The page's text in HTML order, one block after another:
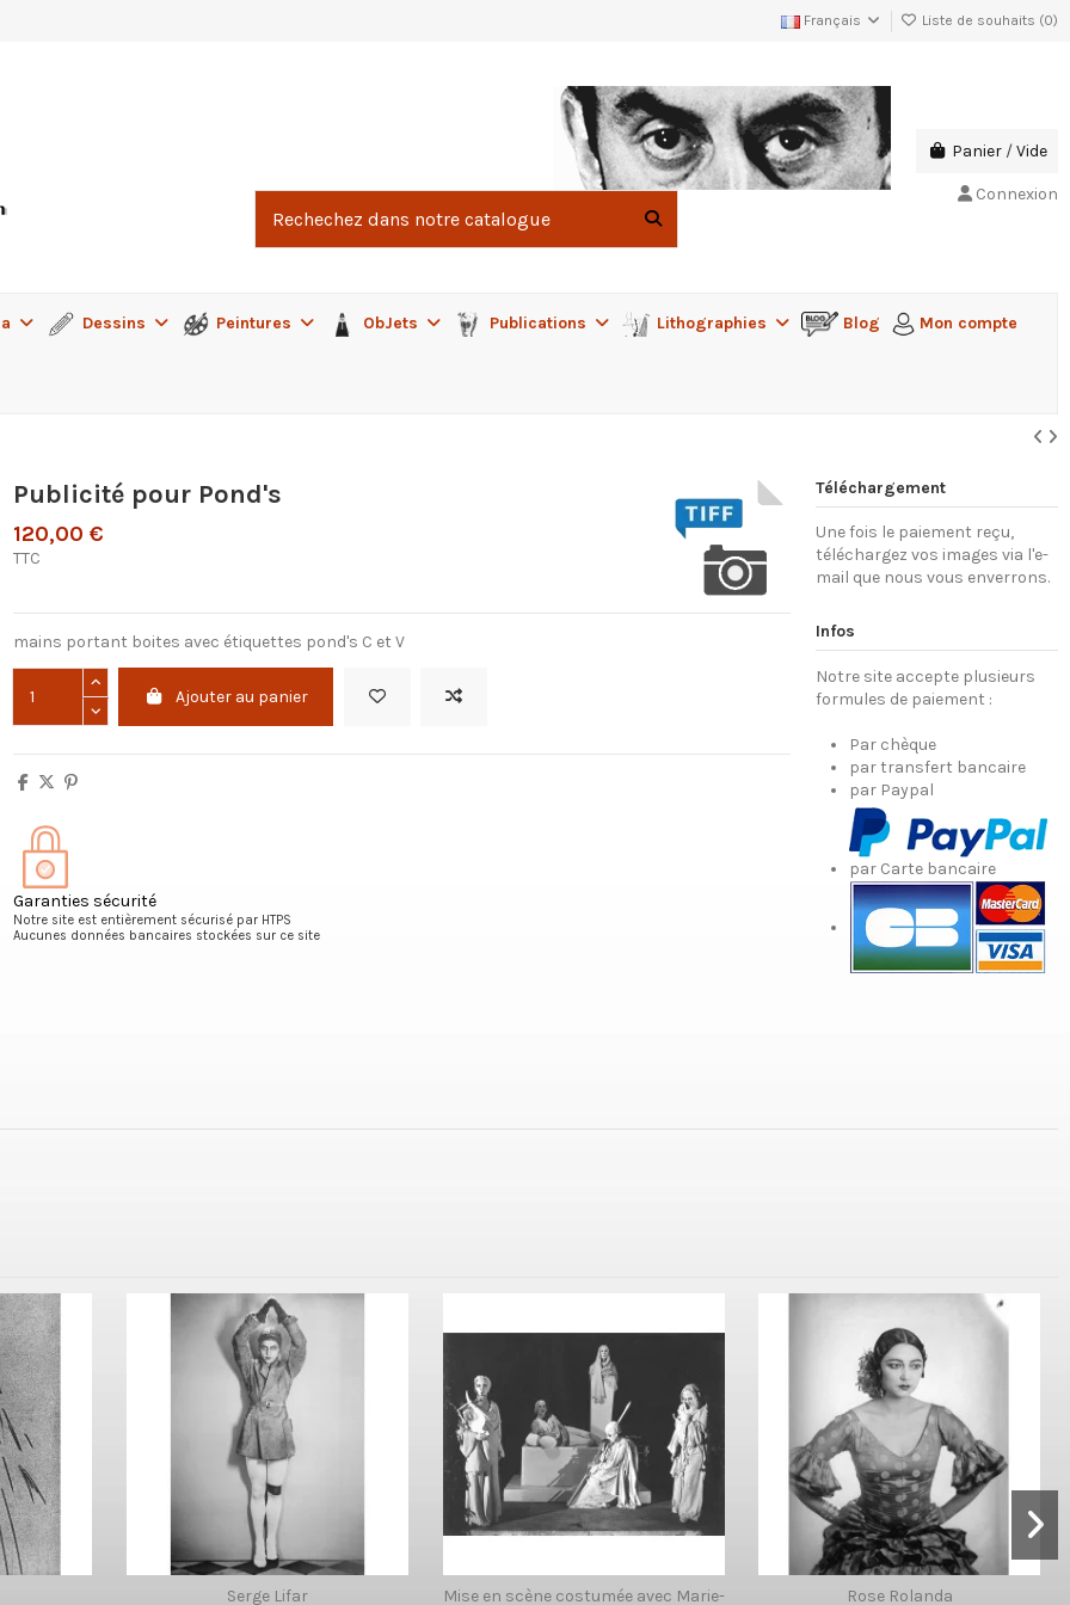
Français Liste de souhaits (0)
Panier /Vide
Connexion
Dessins Peintures ObJets Publications Lithographies Blog Mon compte
Publicité pour Pond's
120,00 €
TTC
mains portant boites avec étiquettes pond's C et V
Ajouter au panier
Garanties sécurité
Notre site est entièrement sécurisé par HTPS
Aucunes données bancaires stockées sur ce site
Téléchargement
Une fois le paiement reçu,
téléchargez vos images via l'e-
mail que nous vous enverrons.
Infos
Notre site accepte plusieurs
formules de paiement :
Par chèque
par transfert bancaire
par Paypal
par Carte bancaire
Serge Lifar
Mise en scène costumée avec Marie-
Rose Rolanda